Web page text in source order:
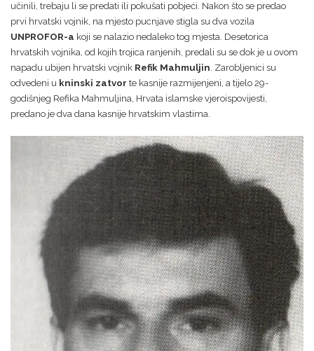
učinili, trebaju li se predati ili pokušati pobjeći. Nakon što se predao
prvi hrvatski vojnik, na mjesto pucnjave stigla su dva vozila
UNPROFOR-a koji se nalazio nedaleko tog mjesta. Desetorica
hrvatskih vojnika, od kojih trojica ranjenih, predali su se dok je u ovom
napadu ubijen hrvatski vojnik Refik Mahmuljin. Zarobljenici su
odvedeni u kninski zatvor te kasnije razmijenjeni, a tijelo 29-
godišnjeg Refika Mahmuljina, Hrvata islamske vjeroispovijesti,
predano je dva dana kasnije hrvatskim vlastima.